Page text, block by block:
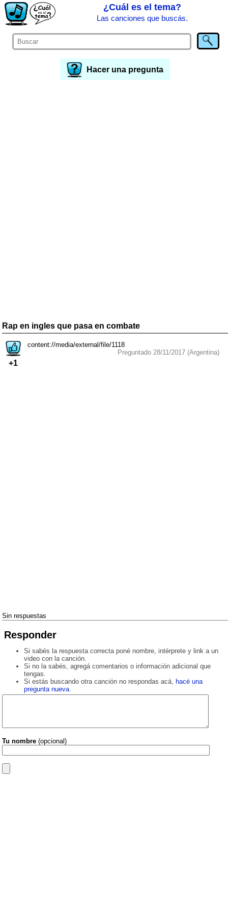
¿Cuál es el tema?
Las canciones que buscás.
Hacer una pregunta
Rap en ingles que pasa en combate
+1
content://media/external/file/1118
Preguntado 28/11/2017 (Argentina)
Sin respuestas
Responder
Si sabés la respuesta correcta poné nombre, intérprete y link a un
video con la canción.
Si no la sabés, agregá comentarios o información adicional que
tengas.
Si estás buscando otra canción no respondas acá, hacé una
pregunta nueva.
Tu nombre (opcional)